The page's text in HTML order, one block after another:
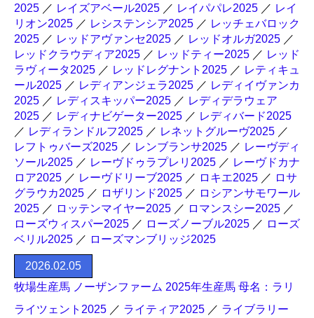
2025 ／ レイズアベール2025 ／ レイパパレ2025 ／ レイ
リオン2025 ／ レシステンシア2025 ／ レッチェバロック
2025 ／ レッドアヴァンセ2025 ／ レッドオルガ2025 ／
レッドクラウディア2025 ／ レッドティー2025 ／ レッド
ラヴィータ2025 ／ レッドレグナント2025 ／ レティキュ
ール2025 ／ レディアンジェラ2025 ／ レディイヴァンカ
2025 ／ レディスキッパー2025 ／ レディデラウェア
2025 ／ レディナビゲーター2025 ／ レディバード2025
／ レディランドルフ2025 ／ レネットグルーヴ2025 ／
レフトゥバーズ2025 ／ レンブランサ2025 ／ レーヴディ
ソール2025 ／ レーヴドゥラプレリ2025 ／ レーヴドカナ
ロア2025 ／ レーヴドリーブ2025 ／ ロキエ2025 ／ ロサ
グラウカ2025 ／ ロザリンド2025 ／ ロシアンサモワール
2025 ／ ロッテンマイヤー2025 ／ ロマンスシー2025 ／
ローズウィスパー2025 ／ ローズノーブル2025 ／ ローズ
ベリル2025 ／ ローズマンブリッジ2025
2026.02.05
牧場生産馬 ノーザンファーム 2025年生産馬 母名：ラリ
ライツェント2025 ／ ライティア2025 ／ ライブラリー